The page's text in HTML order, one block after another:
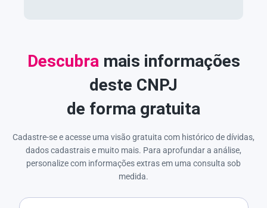
Descubra mais informações
deste CNPJ
de forma gratuita
Cadastre-se e acesse uma visão gratuita com histórico de dívidas,
dados cadastrais e muito mais. Para aprofundar a análise,
personalize com informações extras em uma consulta sob
medida.